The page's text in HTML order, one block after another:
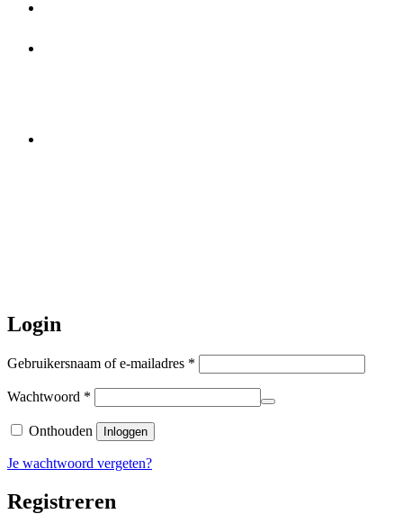
Login
Gebruikersnaam of e-mailadres *
Wachtwoord *
Onthouden Inloggen
Je wachtwoord vergeten?
Registreren